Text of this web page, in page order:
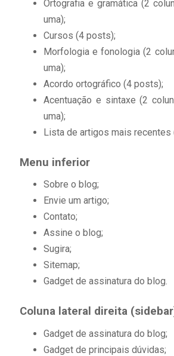
Ortografia e gramática (2
uma);
Cursos (4 posts);
Morfologia e fonologia (2
uma);
Acordo ortográfico (4 posts);
Acentuação e sintaxe (2
uma);
Lista de artigos mais recentes
Menu inferior
Sobre o blog;
Envie um artigo;
Contato;
Assine o blog;
Sugira;
Sitemap;
Gadget de assinatura do blog.
Coluna lateral direita
Gadget de assinatura do blog;
Gadget de principais dúvidas;